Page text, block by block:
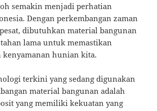
semakin menjadi perhatian
Dengan perkembangan zaman
dibutuhkan material bangunan
lama untuk memastikan
kenyamanan hunian kita.
terkini yang sedang digunakan
material bangunan adalah
yang memiliki kekuatan yang